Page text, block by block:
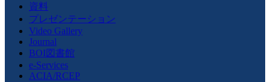
資料
プレゼンテーション
Video Gallery
Journal
BOI図書館
e-Services
ACIA/RCEP